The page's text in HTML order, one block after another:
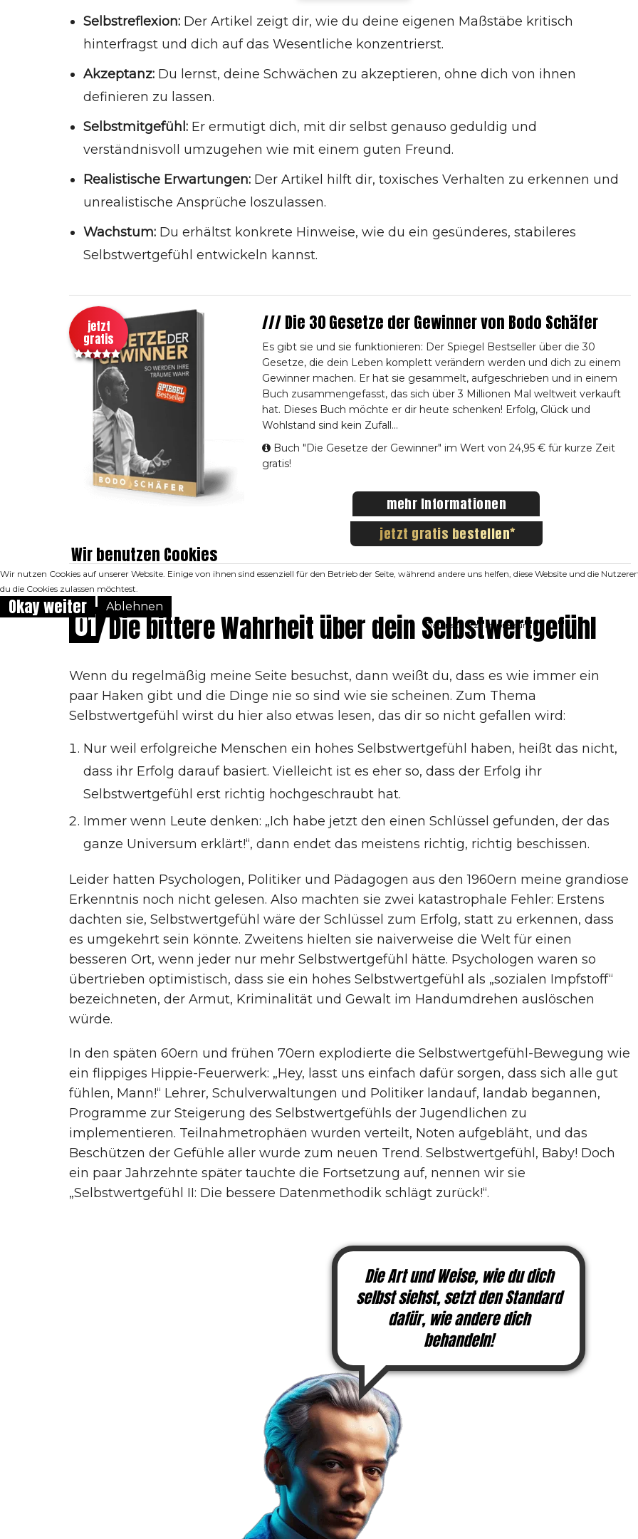
dich
Gesunde vs. toxische Formen des
Selbstwertgefühls
Warum du dich nicht immer gut fühlen
für heute
Übe dich im Selbstmitgefühl
Fühle dich wohl mit dem, was dir fehlt
Selbstreflexion: Der Artikel zeigt dir, wie du deine eigenen Maßstäbe kritisch
hinterfragst und dich auf das Wesentliche konzentrierst.
Akzeptanz: Du lernst, deine Schwächen zu akzeptieren, ohne dich von ihnen
definieren zu lassen.
Selbstmitgefühl: Er ermutigt dich, mit dir selbst genauso geduldig und
verständnisvoll umzugehen wie mit einem guten Freund.
Realistische Erwartungen: Der Artikel hilft dir, toxisches Verhalten zu erkennen und
unrealistische Ansprüche loszulassen.
Wachstum: Du erhältst konkrete Hinweise, wie du ein gesünderes, stabileres
Selbstwertgefühl entwickeln kannst.
jetzt
gratis
/// Die 30 Gesetze der Gewinner von Bodo Schäfer
Es gibt sie und sie funktionieren: Der Spiegel Bestseller über die 30
Gesetze, die dein Leben komplett verändern werden und dich zu einem
Gewinner machen. Er hat sie gesammelt, aufgeschrieben und in einem
Buch zusammengefasst, das sich über 3 Millionen Mal weltweit verkauft
hat. Dieses Buch möchte er dir heute schenken! Erfolg, Glück und
Wohlstand sind kein Zufall...
Buch "Die Gesetze der Gewinner" im Wert von 24,95 € für kurze Zeit
gratis!
mehr Informationen
jetzt gratis bestellen
01Die bittere Wahrheit über dein Selbstwertgefühl
Wenn du regelmäßig meine Seite besuchst, dann weißt du, dass es wie immer ein
paar Haken gibt und die Dinge nie so sind wie sie scheinen. Zum Thema
Selbstwertgefühl wirst du hier also etwas lesen, das dir so nicht gefallen wird:
Nur weil erfolgreiche Menschen ein hohes Selbstwertgefühl haben, heißt das nicht,
dass ihr Erfolg darauf basiert. Vielleicht ist es eher so, dass der Erfolg ihr
Selbstwertgefühl erst richtig hochgeschraubt hat.
Immer wenn Leute denken: „Ich habe jetzt den einen Schlüssel gefunden, der das
ganze Universum erklärt!“, dann endet das meistens richtig, richtig beschissen.
Leider hatten Psychologen, Politiker und Pädagogen aus den 1960ern meine grandiose
Erkenntnis noch nicht gelesen. Also machten sie zwei katastrophale Fehler: Erstens
dachten sie, Selbstwertgefühl wäre der Schlüssel zum Erfolg, statt zu erkennen, dass
es umgekehrt sein könnte. Zweitens hielten sie naiverweise die Welt für einen
besseren Ort, wenn jeder nur mehr Selbstwertgefühl hätte. Psychologen waren so
übertrieben optimistisch, dass sie ein hohes Selbstwertgefühl als „sozialen Impfstoff“
bezeichneten, der Armut, Kriminalität und Gewalt im Handumdrehen auslöschen
würde.
In den späten 60ern und frühen 70ern explodierte die Selbstwertgefühl-Bewegung wie
ein flippiges Hippie-Feuerwerk: „Hey, lasst uns einfach dafür sorgen, dass sich alle gut
fühlen, Mann!“ Lehrer, Schulverwaltungen und Politiker landauf, landab begannen,
Programme zur Steigerung des Selbstwertgefühls der Jugendlichen zu
implementieren. Teilnahmetrophäen wurden verteilt, Noten aufgebläht, und das
Beschützen der Gefühle aller wurde zum neuen Trend. Selbstwertgefühl, Baby! Doch
ein paar Jahrzehnte später tauchte die Fortsetzung auf, nennen wir sie
„Selbstwertgefühl II: Die bessere Datenmethodik schlägt zurück!“.
Die Art und Weise, wie du dich
selbst siehst, setzt den Standard
dafür, wie andere dich
behandeln!
Wir benutzen Cookies
Wir nutzen Cookies auf unserer Website. Einige von ihnen sind essenziell für den Betrieb der Seite, während andere uns helfen, diese Website und die
du die Cookies zulassen möchtest.
Okay weiter Ablehnen
Datenschutz |Impressum